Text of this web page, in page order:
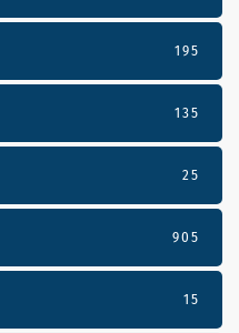
195
135
25
905
15